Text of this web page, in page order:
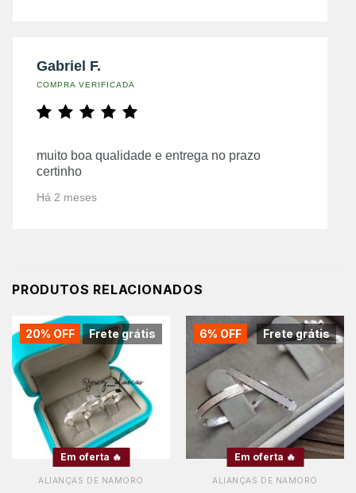
Gabriel F.
COMPRA VERIFICADA
muito boa qualidade e entrega no prazo
certinho
Há 2 meses
PRODUTOS RELACIONADOS
Frete grátis
20% OFF
Em oferta 🔥
ALIANÇAS DE NAMORO
Frete grátis
6% OFF
Em oferta 🔥
ALIANÇAS DE NAMORO